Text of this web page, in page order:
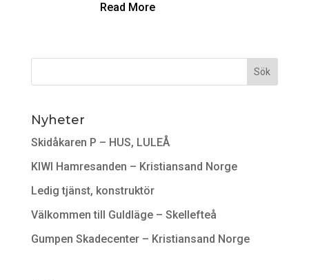
Read More
Nyheter
Skidåkaren P – HUS, LULEÅ
KIWI Hamresanden – Kristiansand Norge
Ledig tjänst, konstruktör
Välkommen till Guldläge – Skellefteå
Gumpen Skadecenter – Kristiansand Norge